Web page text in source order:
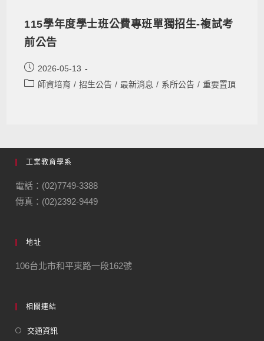
115學年度學士班公費專班單獨招生-複試考
前公告
2026-05-13
師資培育 / 招生公告 / 最新消息 / 系所公告 / 重要置頂
工業教育學系
電話：(02)7749-3388
傳真：(02)2392-9449
地址
106台北市和平東路一段162號
相關連結
交通資訊